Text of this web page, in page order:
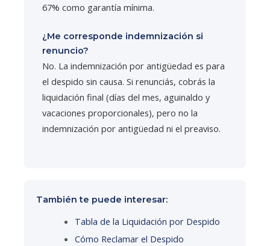
67% como garantía mínima.
¿Me corresponde indemnización si
renuncio?
No. La indemnización por antigüedad es para
el despido sin causa. Si renunciás, cobrás la
liquidación final (días del mes, aguinaldo y
vacaciones proporcionales), pero no la
indemnización por antigüedad ni el preaviso.
También te puede interesar:
Tabla de la Liquidación por Despido
Cómo Reclamar el Despido